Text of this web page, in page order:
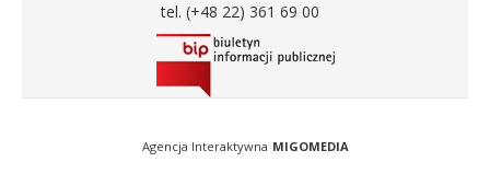
tel. (+48 22) 361 69 00
Agencja Interaktywna MIGOMEDIA